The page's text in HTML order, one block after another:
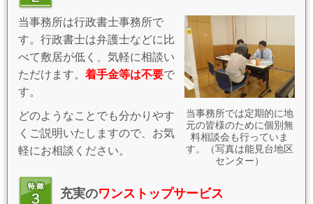
当事務所では定期的に地
元の皆様のために個別無
料相談会も行っていま
す。（写真は能見台地区
センター）
当事務所は行政書士事務所で
す。行政書士は弁護士などに比
べて敷居が低く、気軽に相談い
ただけます。 着手金等は不要で
す。
どのようなことでも分かりやす
くご説明いたしますので、お気
軽にお相談ください。
充実のワンストップサービス